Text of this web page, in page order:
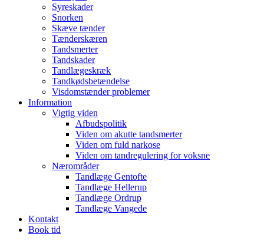
Syreskader
Snorken
Skæve tænder
Tænderskæren
Tandsmerter
Tandskader
Tandlægeskræk
Tandkødsbetændelse
Visdomstænder problemer
Information
Vigtig viden
Afbudspolitik
Viden om akutte tandsmerter
Viden om fuld narkose
Viden om tandregulering for voksne
Nærområder
Tandlæge Gentofte
Tandlæge Hellerup
Tandlæge Ordrup
Tandlæge Vangede
Kontakt
Book tid